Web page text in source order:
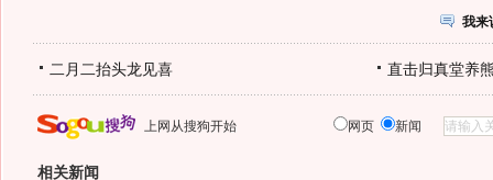
我来
二月二抬头龙见喜 直击归真堂养
上网从搜狗开始 网页 新闻
相关新闻